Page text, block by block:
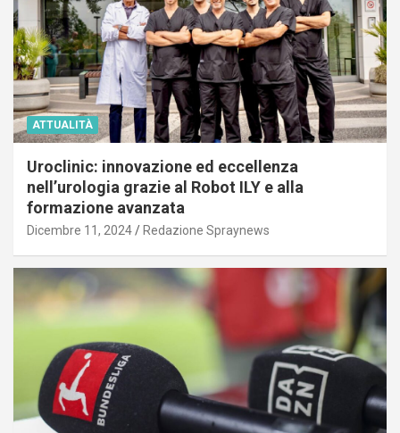
ATTUALITÀ
Uroclinic: innovazione ed eccellenza
nell’urologia grazie al Robot ILY e alla
formazione avanzata
Dicembre 11, 2024 Redazione Spraynews